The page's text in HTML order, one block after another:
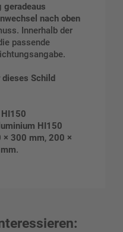
geradeaus
nach oben
Innerhalb der
passende
Schild
HI150
× 300 mm, 200 ×
.